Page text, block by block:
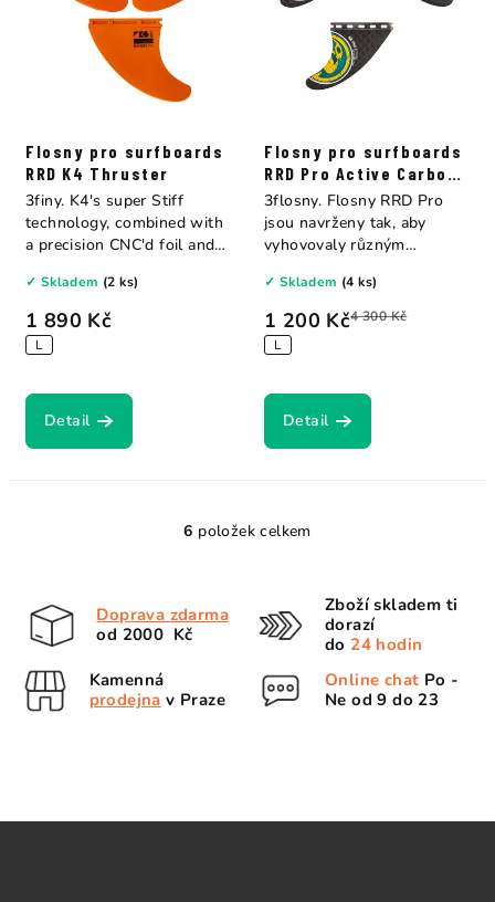
Flosny pro surfboards
RRD K4 Thruster
1 890 Kč
L
✓ Skladem (2 ks)
Detail
3finy. K4's super Stiff
technology, combined with
a precision CNC'd foil and
Flosny pro surfboards
RRD Pro Active Carbon
Thruster
1 200 Kč4 300 Kč
L
✓ Skladem (4 ks)
Detail
3flosny. Flosny RRD Pro
jsou navrženy tak, aby
vyhovovaly různým
O
k
6 položek celkem
Doprava zdarma
od 2000 Kč
Zboží skladem ti
dorazí
do 24 hodin
Kamenná
prodejna v Praze
Online chat Po -
Ne od 9 do 23